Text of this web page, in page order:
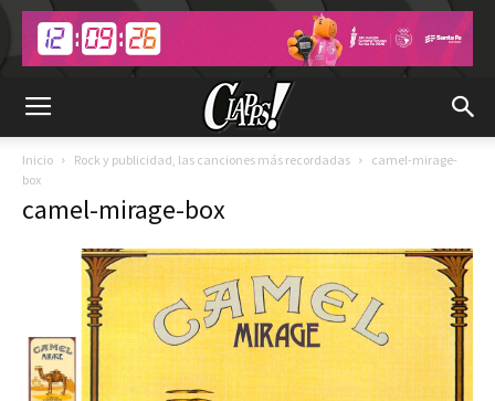
Inicio Rock y publicidad, las canciones más recordadas
camel-mirage-
box
camel-mirage-box